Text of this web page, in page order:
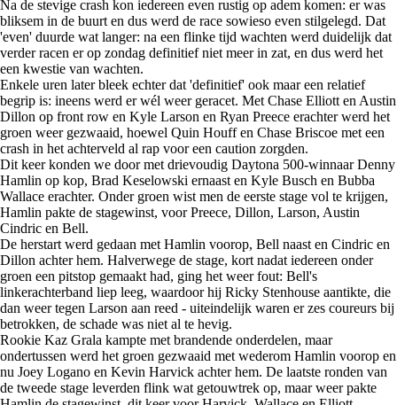
Na de stevige crash kon iedereen even rustig op adem komen: er was
bliksem in de buurt en dus werd de race sowieso even stilgelegd. Dat
'even' duurde wat langer: na een flinke tijd wachten werd duidelijk dat
verder racen er op zondag definitief niet meer in zat, en dus werd het
een kwestie van wachten.
Enkele uren later bleek echter dat 'definitief' ook maar een relatief
begrip is: ineens werd er wél weer geracet. Met Chase Elliott en Austin
Dillon op front row en Kyle Larson en Ryan Preece erachter werd het
groen weer gezwaaid, hoewel Quin Houff en Chase Briscoe met een
crash in het achterveld al rap voor een caution zorgden.
Dit keer konden we door met drievoudig Daytona 500-winnaar Denny
Hamlin op kop, Brad Keselowski ernaast en Kyle Busch en Bubba
Wallace erachter. Onder groen wist men de eerste stage vol te krijgen,
Hamlin pakte de stagewinst, voor Preece, Dillon, Larson, Austin
Cindric en Bell.
De herstart werd gedaan met Hamlin voorop, Bell naast en Cindric en
Dillon achter hem. Halverwege de stage, kort nadat iedereen onder
groen een pitstop gemaakt had, ging het weer fout: Bell's
linkerachterband liep leeg, waardoor hij Ricky Stenhouse aantikte, die
dan weer tegen Larson aan reed - uiteindelijk waren er zes coureurs bij
betrokken, de schade was niet al te hevig.
Rookie Kaz Grala kampte met brandende onderdelen, maar
ondertussen werd het groen gezwaaid met wederom Hamlin voorop en
nu Joey Logano en Kevin Harvick achter hem. De laatste ronden van
de tweede stage leverden flink wat getouwtrek op, maar weer pakte